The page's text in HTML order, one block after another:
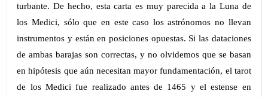
turbante. De hecho, esta carta es muy parecida a la Luna de
los Medici, sólo que en este caso los astrónomos no llevan
instrumentos y están en posiciones opuestas. Si las dataciones
de ambas barajas son correctas, y no olvidemos que se basan
en hipótesis que aún necesitan mayor fundamentación, el tarot
de los Medici fue realizado antes de 1465 y el estense en